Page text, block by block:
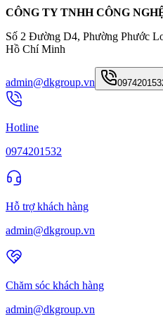
CÔNG TY TNHH CÔNG
Số 2 Đường D4, Phường Phước
Hồ Chí Minh
admin@dkgroup.vn
Hotline
0974201532
Hỗ trợ khách hàng
admin@dkgroup.vn
Chăm sóc khách hàng
admin@dkgroup.vn